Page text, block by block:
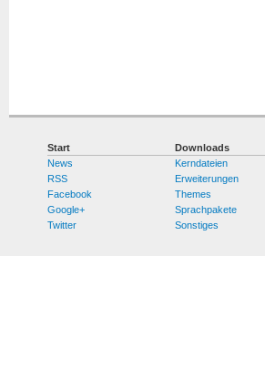
Start
News
RSS
Facebook
Google+
Twitter
Downloads
Kerndateien
Erweiterungen
Themes
Sprachpakete
Sonstiges